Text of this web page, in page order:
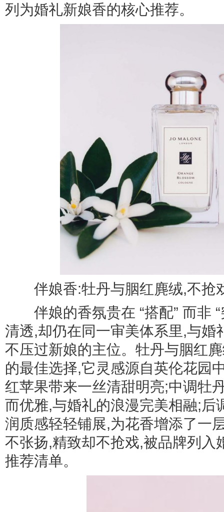
列为婚礼新娘香的核心推荐。
伴娘香:牡丹与胭红麂绒,不抢
伴娘的香氛贵在 “搭配” 而非 “
清透,却仍在同一审美体系里,与婚
不压过新娘的主位。牡丹与胭红
的最佳选择,它灵感源自英伦花园
红苹果带来一丝清甜明亮;中调牡
而优雅,与婚礼的浪漫完美相融;后
润质感轻轻铺展,为花香增添了一
不张扬,精致却不抢戏,被品牌列入
推荐清单。